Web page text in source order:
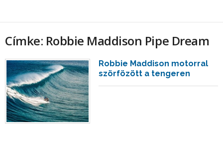
Címke: Robbie Maddison Pipe Dream
Robbie Maddison motorral
szörfözött a tengeren